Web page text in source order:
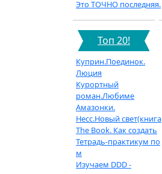
Это ТОЧНО последняя.
Топ 20!
Куприн.Поединок.
Люция
Курортный
роман.Любиме
Амазонки.
Несс.Новый свет(книга
The Book. Как создать
Тетрадь-практикум по
м
Изучаем DDD -